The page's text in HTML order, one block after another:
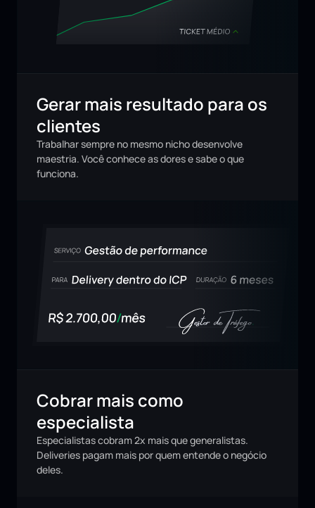
Gerar mais resultado para os
clientes
Trabalhar sempre no mesmo nicho desenvolve
maestria. Você conhece as dores e sabe o que
funciona.
Cobrar mais como
especialista
Especialistas cobram 2x mais que generalistas.
Deliveries pagam mais por quem entende o negócio
deles.